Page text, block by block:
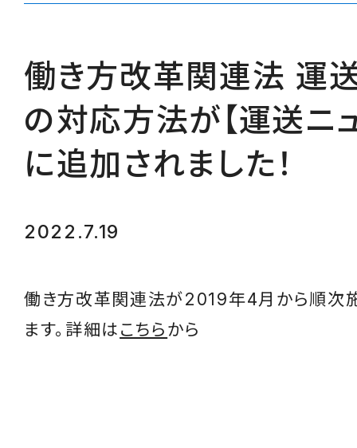
働き方改革関連法 運
の対応方法が【運送ニ
に追加されました！
2022.7.19
働き方改革関連法が2019年4月から順次
ます。詳細は こちら から